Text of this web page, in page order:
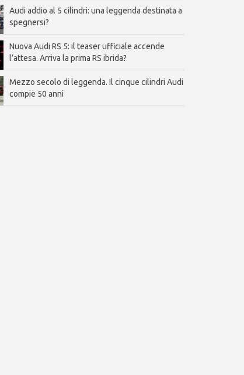
Audi addio al 5 cilindri: una leggenda destinata a
spegnersi?
Nuova Audi RS 5: il teaser ufficiale accende
l’attesa. Arriva la prima RS ibrida?
Mezzo secolo di leggenda. Il cinque cilindri Audi
compie 50 anni